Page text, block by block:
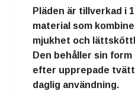
Pläden är tillverkad i
material som
mjukhet och
Den behåller sin
efter upprepade
daglig användning.